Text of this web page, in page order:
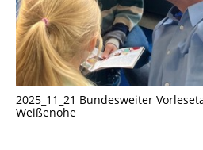
2025_11_21 Bundesweiter
Weißenohe